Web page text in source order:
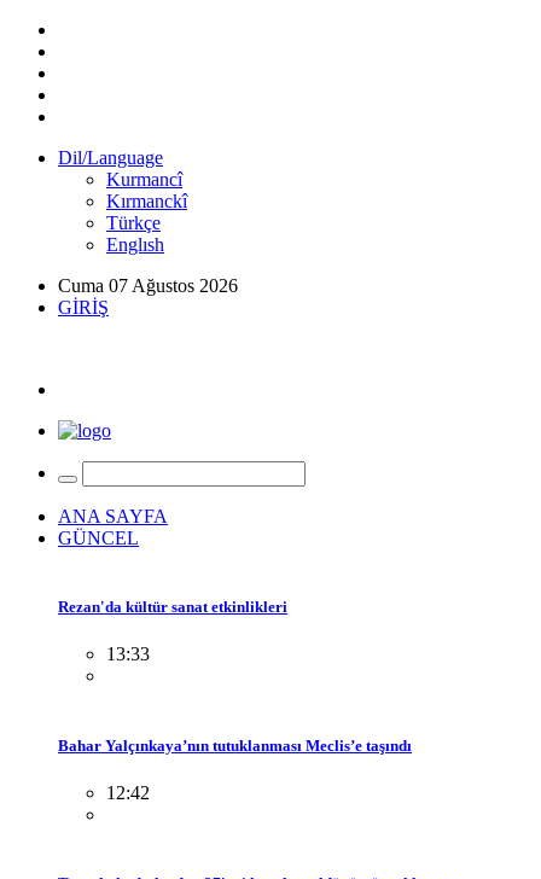
Dil/Language
Kurmancî
Kırmanckî
Türkçe
Englısh
Cuma 07 Ağustos 2026
GİRİŞ
ANA SAYFA
GÜNCEL
Rezan'da kültür sanat etkinlikleri
13:33
Bahar Yalçınkaya’nın tutuklanması Meclis’e taşındı
12:42